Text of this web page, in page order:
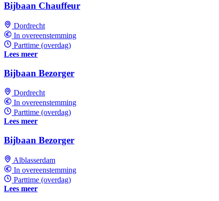
Bijbaan Chauffeur
Dordrecht
In overeenstemming
Parttime (overdag)
Lees meer
Bijbaan Bezorger
Dordrecht
In overeenstemming
Parttime (overdag)
Lees meer
Bijbaan Bezorger
Alblasserdam
In overeenstemming
Parttime (overdag)
Lees meer